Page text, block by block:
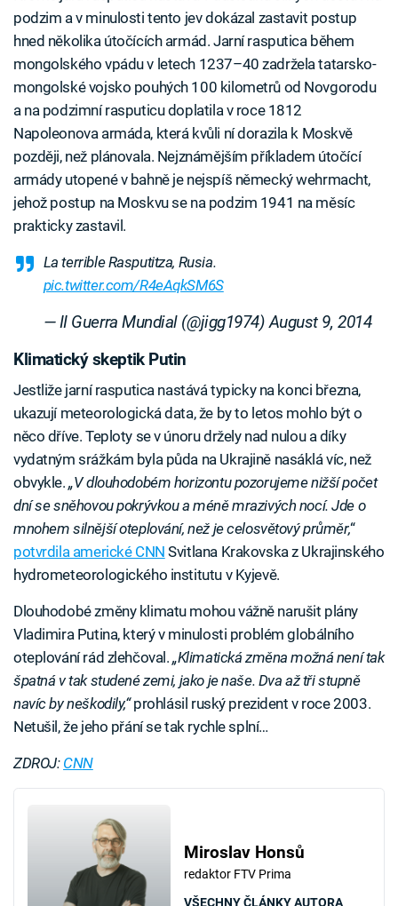
podzim a v minulosti tento jev dokázal zastavit postup
hned několika útočících armád. Jarní rasputica během
mongolského vpádu v letech 1237–40 zadržela tatarsko-
mongolské vojsko pouhých 100 kilometrů od Novgorodu
a na podzimní rasputicu doplatila v roce 1812
Napoleonova armáda, která kvůli ní dorazila k Moskvě
později, než plánovala. Nejznámějším příkladem útočící
armády utopené v bahně je nejspíš německý wehrmacht,
jehož postup na Moskvu se na podzim 1941 na měsíc
prakticky zastavil.
La terrible Rasputitza, Rusia.
pic.twitter.com/R4eAqkSM6S
— II Guerra Mundial (@jigg1974)August 9, 2014
Klimatický skeptik Putin
Jestliže jarní rasputica nastává typicky na konci března,
ukazují meteorologická data, že by to letos mohlo být o
něco dříve. Teploty se v únoru držely nad nulou a díky
vydatným srážkám byla půda na Ukrajině nasáklá víc, než
obvykle.„V dlouhodobém horizontu pozorujeme nižší počet
dní se sněhovou pokrývkou a méně mrazivých nocí. Jde o
mnohem silnější oteplování, než je celosvětový průměr,“
potvrdila americké CNN Svitlana Krakovska z Ukrajinského
hydrometeorologického institutu v Kyjevě.
Dlouhodobé změny klimatu mohou vážně narušit plány
Vladimira Putina, který v minulosti problém globálního
oteplování rád zlehčoval.„Klimatická změna možná není tak
špatná v tak studené zemi, jako je naše. Dva až tři stupně
navíc by neškodily,“prohlásil ruský prezident v roce 2003.
Netušil, že jeho přání se tak rychle splní…
ZDROJ: CNN
Miroslav Honsů
redaktor FTV Prima
VŠECHNY ČLÁNKY AUTORA